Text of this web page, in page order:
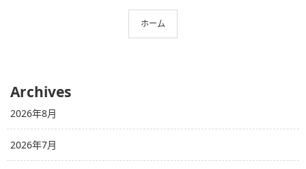
ホーム
Archives
2026年8月
2026年7月